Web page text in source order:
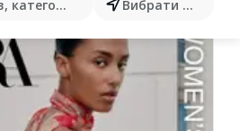
категорій, товарів... Вибрати місто